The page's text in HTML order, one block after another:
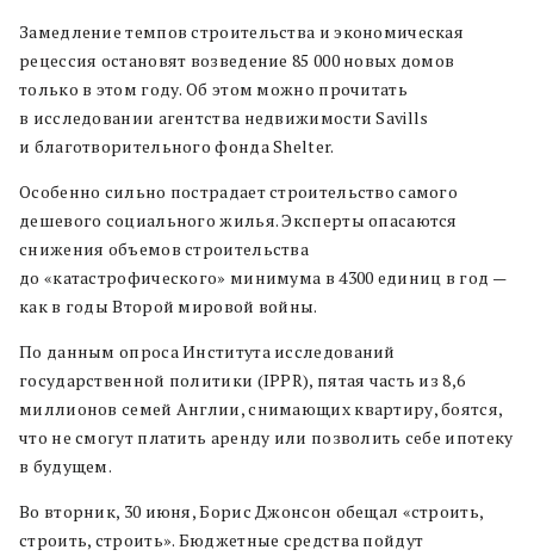
Замедление темпов строительства и экономическая
рецессия остановят возведение 85 000 новых домов
только в этом году. Об этом можно прочитать
в исследовании агентства недвижимости Savills
и благотворительного фонда Shelter.
Особенно сильно пострадает строительство самого
дешевого социального жилья. Эксперты опасаются
снижения объемов строительства
до «катастрофического» минимума в 4300 единиц в год —
как в годы Второй мировой войны.
По данным опроса Института исследований
государственной политики (IPPR), пятая часть из 8,6
миллионов семей Англии, снимающих квартиру, боятся,
что не смогут платить аренду или позволить себе ипотеку
в будущем.
Во вторник, 30 июня, Борис Джонсон обещал «строить,
строить, строить». Бюджетные средства пойдут